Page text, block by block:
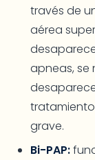
través de
aérea
apneas, se
grave.
Bi-PAP: